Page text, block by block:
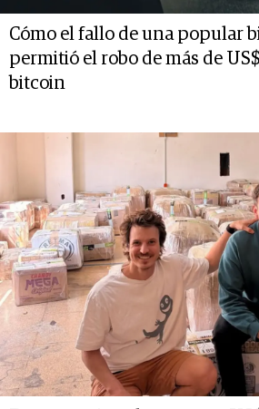
Cómo el fallo de una popular
permitió el robo de más de
bitcoin